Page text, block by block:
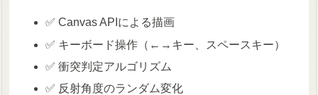
✅ Canvas APIによる描画
✅ キーボード操作（←→キー、スペースキー）
✅ 衝突判定アルゴリズム
✅ 反射角度のランダム変化